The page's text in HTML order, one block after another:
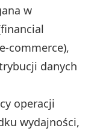
w
commerce),
danych
operacji
wydajności,